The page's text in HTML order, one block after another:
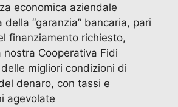
economica aziendale
della “garanzia” bancaria, pari
finanziamento richiesto,
nostra Cooperativa Fidi
migliori condizioni di
denaro, con tassi e
agevolate